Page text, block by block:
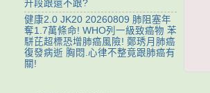
升段跟還不跟?
健康2.0 JK20 20260809 肺阻塞年
奪1.7萬條命! WHO列一級致癌物 苯
駢芘超標恐增肺癌風險! 鄭琇月肺癌
復發病逝 胸悶.心律不整竟跟肺癌有
關!